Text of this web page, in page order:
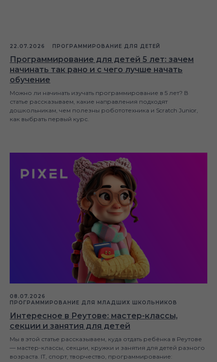
22.07.2026 ПРОГРАММИРОВАНИЕ ДЛЯ ДЕТЕЙ
Программирование для детей 5 лет: зачем
начинать так рано и с чего лучше начать
обучение
Можно ли начинать изучать программирование в 5 лет? В
статье рассказываем, какие направления подходят
дошкольникам, чем полезны робототехника и Scratch Junior,
как выбрать первый курс.
08.07.2026
ПРОГРАММИРОВАНИЕ ДЛЯ МЛАДШИХ ШКОЛЬНИКОВ
Интересное в Реутове: мастер-классы,
секции и занятия для детей
Мы в этой статье рассказываем, куда отдать ребёнка в Реутове
— мастер-классы, секции, кружки и занятия для детей разного
возраста. IT, спорт, творчество, программирование: